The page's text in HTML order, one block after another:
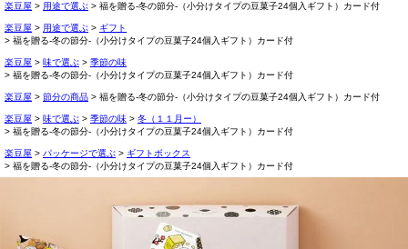
楽豆屋 用途で選ぶ 福を贈る‐冬の節分-（小分けタイプの豆菓子24個入ギフト）カード付
楽豆屋 用途で選ぶ
ギフト
福を贈る‐冬の節分-（小分けタイプの豆菓子24個入ギフト）カード付
楽豆屋 味で選ぶ
季節の味
福を贈る‐冬の節分-（小分けタイプの豆菓子24個入ギフト）カード付
楽豆屋 節分の商品 福を贈る‐冬の節分-（小分けタイプの豆菓子24個入ギフト）カード付
楽豆屋 味で選ぶ 季節の味
冬（１１月ー）
福を贈る‐冬の節分-（小分けタイプの豆菓子24個入ギフト）カード付
楽豆屋 パッケージで選ぶ
ギフトボックス
福を贈る‐冬の節分-（小分けタイプの豆菓子24個入ギフト）カード付